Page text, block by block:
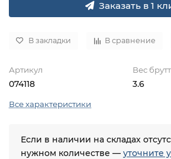
Заказать в 1
В закладки В сравнение
Артикул
074118
Вес
3.6
Все характеристики
Если в наличии на складах
нужном количестве — уточните